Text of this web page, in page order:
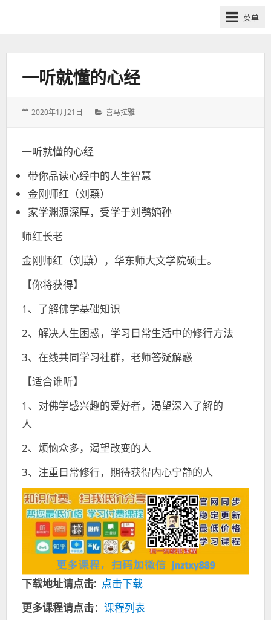
筹
雅
付
费
菜单
一听就懂的心经
发
2020年1月21日
分
喜马拉雅
一听就懂的心经
带你品读心经中的人生智慧
金刚师红（刘蕻）
家学渊源深厚，受学于刘鹗嫡孙
师红长老
金刚师红（刘蕻），华东师大文学院硕士。
【你将获得】
1、了解佛学基础知识
2、解决人生困惑，学习日常生活中的修行方法
3、在线共同学习社群，老师答疑解惑
【适合谁听】
1、对佛学感兴趣的爱好者，渴望深入了解的
人
2、烦恼众多，渴望改变的人
3、注重日常修行，期待获得内心宁静的人
下载地址请点击: 点击下载
更多课程请点击： 课程列表